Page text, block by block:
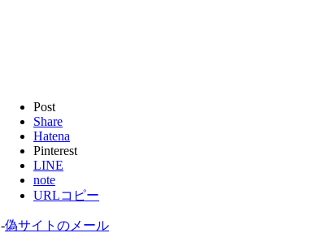
Post
Share
Hatena
Pinterest
LINE
note
URLコピー
-偽サイトのメール